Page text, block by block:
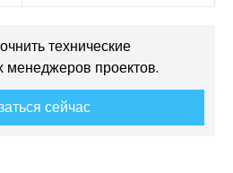
технические
менеджеров проектов.
сейчас